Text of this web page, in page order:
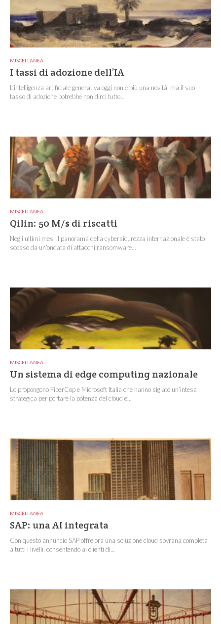
MISCELLANEA
I tassi di adozione dell’IA
L’intelligenza artificiale generativa oggi non è più una novità, ma il suo
tasso di adozione potrebbe non dirci tutto...
MISCELLANEA
Qilin: 50 M/$ di riscatti
Negli ultimi mesi il panorama della cybersicurezza internazionale è stato
scosso da un’ondata di attacchi ransomware...
MISCELLANEA
Un sistema di edge computing nazionale
Lo propongono FiberCop e Microsoft Italia che hanno siglato un’intesa
strategica per portare la potenza del cloud e...
MISCELLANEA
SAP: una AI integrata
Con questo annuncio SAP offre ora una soluzione cloud sovrana completa
a tutti i livelli, consentendo ai clienti di...